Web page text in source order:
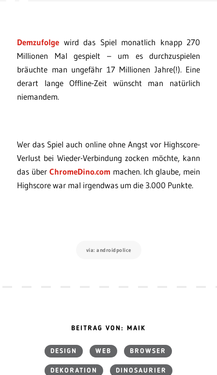
Demzufolge wird das Spiel monatlich knapp 270
Millionen Mal gespielt – um es durchzuspielen
bräuchte man ungefähr 17 Millionen Jahre(!). Eine
derart lange Offline-Zeit wünscht man natürlich
niemandem.
Wer das Spiel auch online ohne Angst vor Highscore-
Verlust bei Wieder-Verbindung zocken möchte, kann
das über ChromeDino.com machen. Ich glaube, mein
Highscore war mal irgendwas um die 3.000 Punkte.
via: androidpolice
BEITRAG VON: MAIK
DESIGN WEB BROWSER
DEKORATION DINOSAURIER